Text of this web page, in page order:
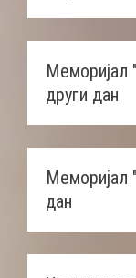
Меморијал
други дан
Меморијал
дан